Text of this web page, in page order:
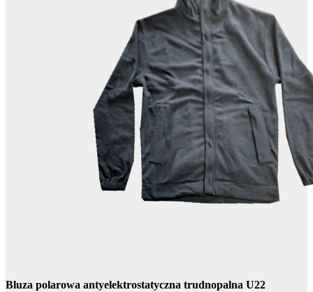
Bluza polarowa antyelektrostatyczna trudnopalna U22